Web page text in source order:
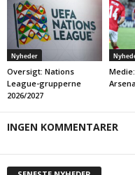
Nyheder
Oversigt: Nations
League-grupperne
2026/2027
INGEN KOMMENTARER